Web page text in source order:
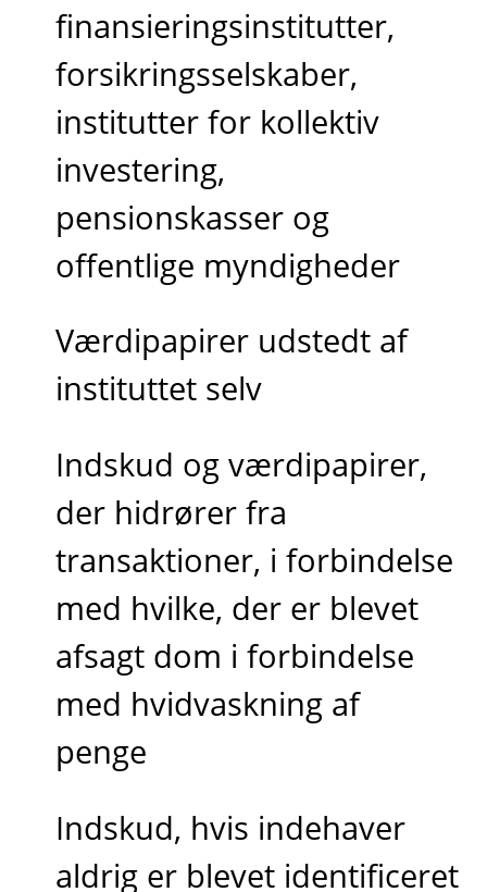
finansieringsinstitutter,
forsikringsselskaber,
institutter for kollektiv
investering,
pensionskasser og
offentlige myndigheder
Værdipapirer udstedt af
instituttet selv
Indskud og værdipapirer,
der hidrører fra
transaktioner, i forbindelse
med hvilke, der er blevet
afsagt dom i forbindelse
med hvidvaskning af
penge
Indskud, hvis indehaver
aldrig er blevet identificeret